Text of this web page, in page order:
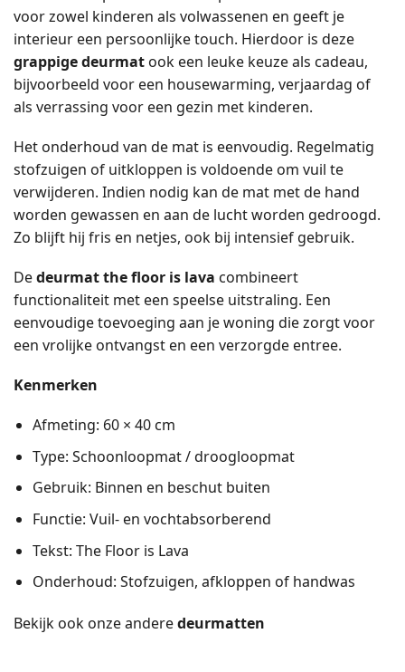
voor zowel kinderen als volwassenen en geeft je
interieur een persoonlijke touch. Hierdoor is deze
grappige deurmat ook een leuke keuze als cadeau,
bijvoorbeeld voor een housewarming, verjaardag of
als verrassing voor een gezin met kinderen.
Het onderhoud van de mat is eenvoudig. Regelmatig
stofzuigen of uitkloppen is voldoende om vuil te
verwijderen. Indien nodig kan de mat met de hand
worden gewassen en aan de lucht worden gedroogd.
Zo blijft hij fris en netjes, ook bij intensief gebruik.
Dedeurmat the floor is lava combineert
functionaliteit met een speelse uitstraling. Een
eenvoudige toevoeging aan je woning die zorgt voor
een vrolijke ontvangst en een verzorgde entree.
Kenmerken
Afmeting: 60 × 40 cm
Type: Schoonloopmat / droogloopmat
Gebruik: Binnen en beschut buiten
Functie: Vuil- en vochtabsorberend
Tekst: The Floor is Lava
Onderhoud: Stofzuigen, afkloppen of handwas
Bekijk ook onze anderedeurmatten